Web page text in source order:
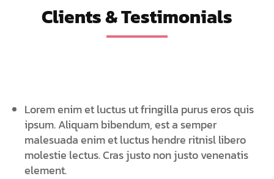
Clients & Testimonials
Lorem enim et luctus ut fringilla purus eros quis
ipsum. Aliquam bibendum, est a semper
malesuada enim et luctus hendre ritnisl libero
molestie lectus. Cras justo non justo venenatis
element.